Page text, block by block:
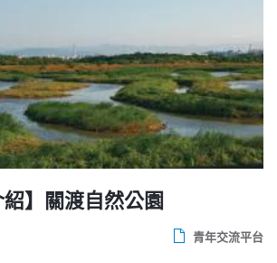
紹】關渡自然公園
青年交流平台